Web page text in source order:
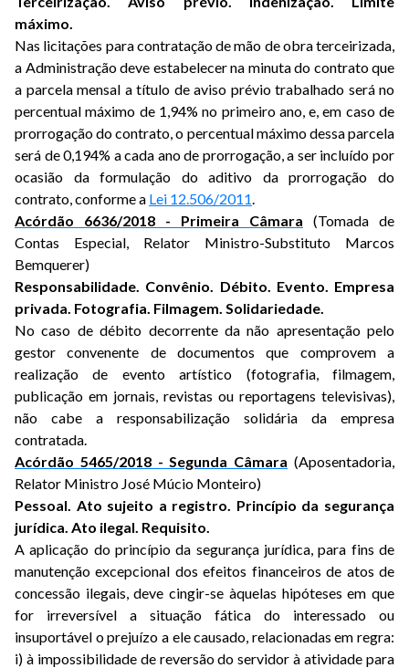
máximo.
Nas licitações para contratação de mão de obra terceirizada,
a Administração deve estabelecer na minuta do contrato que
a parcela mensal a título de aviso prévio trabalhado será no
percentual máximo de 1,94% no primeiro ano, e, em caso de
prorrogação do contrato, o percentual máximo dessa parcela
será de 0,194% a cada ano de prorrogação, a ser incluído por
ocasião da formulação do aditivo da prorrogação do
contrato, conforme a Lei 12.506/2011.
Acórdão 6636/2018 - Primeira Câmara (Tomada de
Contas Especial, Relator Ministro-Substituto Marcos
Bemquerer)
Responsabilidade. Convênio. Débito. Evento. Empresa
privada. Fotografia. Filmagem. Solidariedade.
No caso de débito decorrente da não apresentação pelo
gestor convenente de documentos que comprovem a
realização de evento artístico (fotografia, filmagem,
publicação em jornais, revistas ou reportagens televisivas),
não cabe a responsabilização solidária da empresa
contratada.
Acórdão 5465/2018 - Segunda Câmara (Aposentadoria,
Relator Ministro José Múcio Monteiro)
Pessoal. Ato sujeito a registro. Princípio da segurança
jurídica. Ato ilegal. Requisito.
A aplicação do princípio da segurança jurídica, para fins de
manutenção excepcional dos efeitos financeiros de atos de
concessão ilegais, deve cingir-se àquelas hipóteses em que
for irreversível a situação fática do interessado ou
insuportável o prejuízo a ele causado, relacionadas em regra:
i) à impossibilidade de reversão do servidor à atividade para